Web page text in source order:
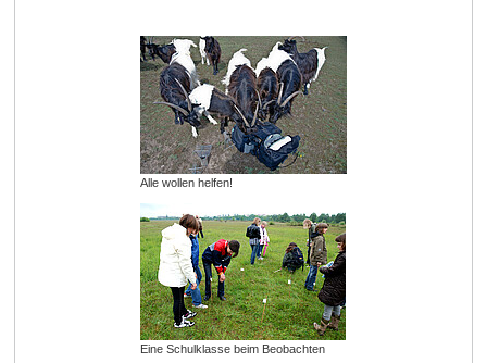
Alle wollen helfen!
Eine Schulklasse beim Beobachten